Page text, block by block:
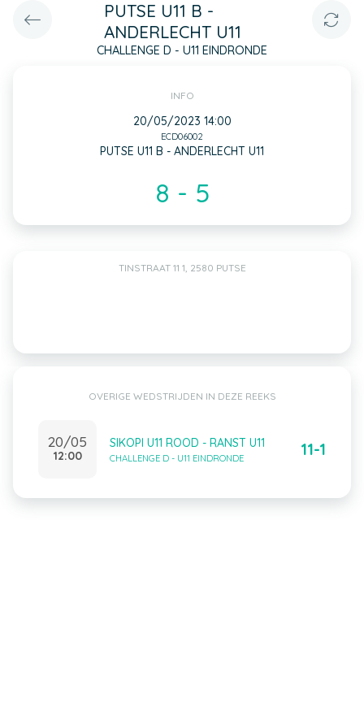
PUTSE U11 B -
ANDERLECHT U11
CHALLENGE D - U11 EINDRONDE
INFO
20/05/2023 14:00
ECD06002
PUTSE U11 B - ANDERLECHT U11
8 - 5
TINSTRAAT 11 1, 2580 PUTSE
OVERIGE WEDSTRIJDEN IN DEZE REEKS
20/05
12:00
SIKOPI U11 ROOD - RANST U11
CHALLENGE D - U11 EINDRONDE 11-1